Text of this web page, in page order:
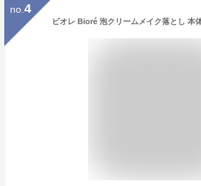
no. 4